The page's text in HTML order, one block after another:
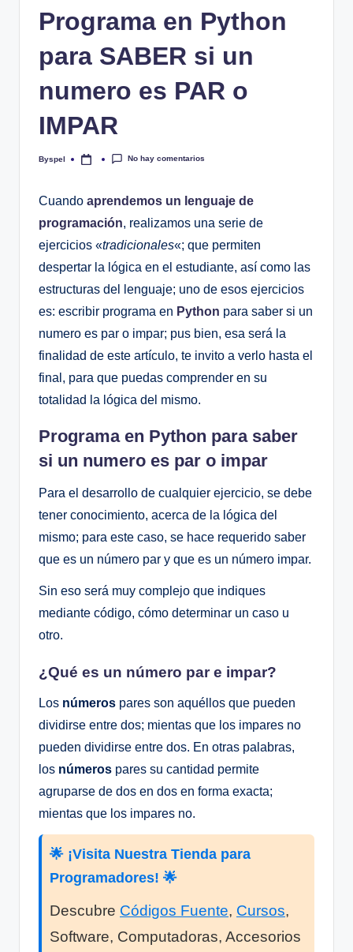
Programa en Python
para SABER si un
numero es PAR o
IMPAR
Publicado
Byspel No hay comentarios
Cuando aprendemos un lenguaje de
programación, realizamos una serie de
ejercicios «tradicionales«; que permiten
despertar la lógica en el estudiante, así como las
estructuras del lenguaje; uno de esos ejercicios
es: escribir programa en Python para saber si un
numero es par o impar; pus bien, esa será la
finalidad de este artículo, te invito a verlo hasta el
final, para que puedas comprender en su
totalidad la lógica del mismo.
Programa en Python para saber
si un numero es par o impar
Para el desarrollo de cualquier ejercicio, se debe
tener conocimiento, acerca de la lógica del
mismo; para este caso, se hace requerido saber
que es un número par y que es un número impar.
Sin eso será muy complejo que indiques
mediante código, cómo determinar un caso u
otro.
¿Qué es un número par e impar?
Los números pares son aquéllos que pueden
dividirse entre dos; mientas que los impares no
pueden dividirse entre dos. En otras palabras,
los números pares su cantidad permite
agruparse de dos en dos en forma exacta;
mientas que los impares no.
🌟 ¡Visita Nuestra Tienda para
Programadores! 🌟
Descubre Códigos Fuente, Cursos,
Software, Computadoras, Accesorios